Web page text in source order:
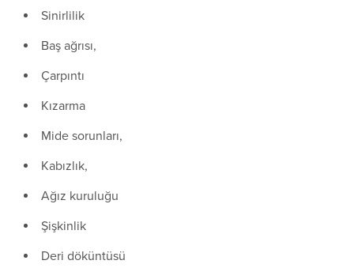
Sinirlilik
Baş ağrısı,
Çarpıntı
Kızarma
Mide sorunları,
Kabızlık,
Ağız kuruluğu
Şişkinlik
Deri döküntüsü